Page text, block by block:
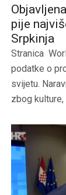
pije
Srpkinja
Stranica
podatke o
svijetu.
zbog kulture,